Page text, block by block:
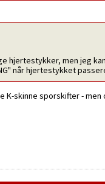
men jeg
når hjertestykket
K-skinne sporskifter -